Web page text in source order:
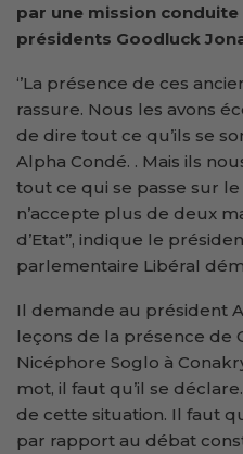
par une mission conduite
présidents Goodluck
‘’La présence de ces
rassure. Nous les avons
de dire tout ce qu’ils se
Alpha Condé. . Mais ils
tout ce qui se passe sur
n’accepte plus de deux
d’Etat’’, indique le
parlementaire Libéral
Il demande au président
leçons de la présence de
Nicéphore Soglo à
mot, il faut qu’il se
de cette situation. Il faut
par rapport au débat